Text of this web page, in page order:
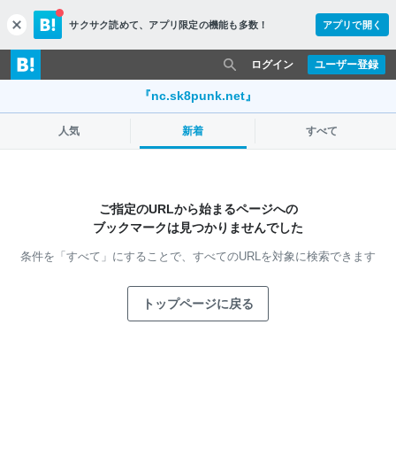
c
l
o
s
サクサク読めて、 アプリ限定の機能も多数！ アプリで開く
ユーザー登録
ログイン
『nc.sk8punk.net』
人気 新着 すべて
ご指定のURLから始まるページへの
ブックマークは見つかりませんでした
条件を「すべて」にすることで、 すべてのURLを対象に検索できます
トップページに戻る